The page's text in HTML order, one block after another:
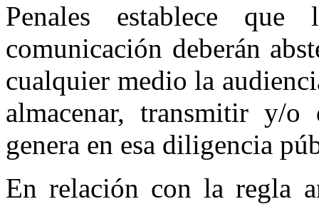
Penales establece
comunicación deberán
cualquier medio la
almacenar, transmitir y/
genera en esa diligencia
En relación con la regla